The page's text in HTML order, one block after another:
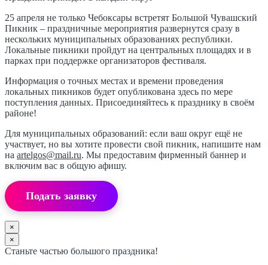
25 апреля не только Чебоксары встретят Большой Чувашский
Пикник – праздничные мероприятия развернутся сразу в
нескольких муниципальных образованиях республики.
Локальные пикники пройдут на центральных площадях и в
парках при поддержке организаторов фестиваля.
Информация о точных местах и времени проведения
локальных пикников будет опубликована здесь по мере
поступления данных. Присоединяйтесь к празднику в своём
районе!
Для муниципальных образований: если ваш округ ещё не
участвует, но вы хотите провести свой пикник, напишите нам
на artelgos@mail.ru. Мы предоставим фирменный баннер и
включим вас в общую афишу.
Подать заявку
×
×
Станьте частью большого праздника!